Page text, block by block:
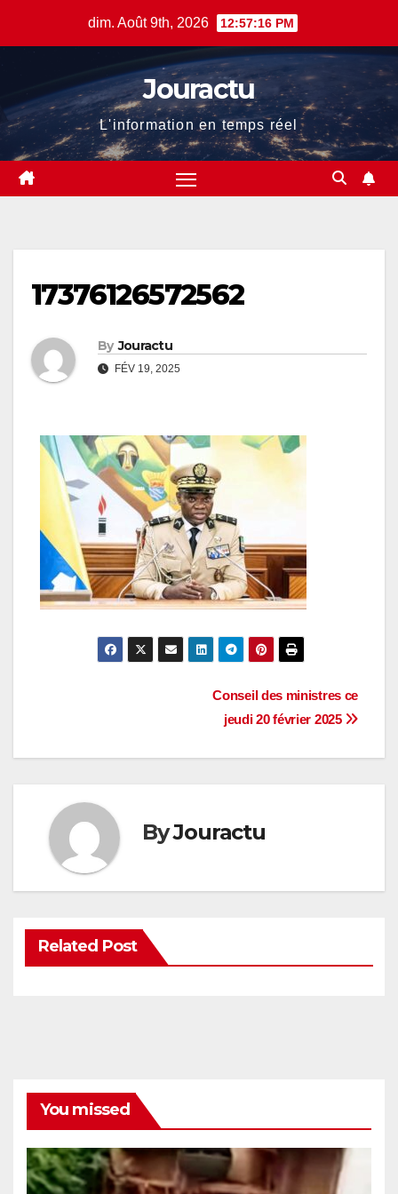
dim. Août 9th, 2026 12:57:16 PM
Jouractu
L'information en temps réel
17376126572562
By Jouractu
FÉV 19, 2025
Conseil des ministres ce
jeudi 20 février 2025
ByJouractu
Related Post
You missed